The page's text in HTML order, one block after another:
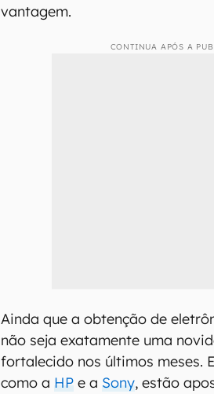
vantagem.
CONTINUA APÓS A
Ainda que a obtenção de
não seja exatamente uma
fortalecido nos últimos meses.
como a HP e a Sony, estão